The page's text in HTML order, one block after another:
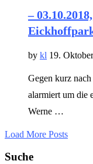
–
by kl 19.
Gegen kurz
alarmiert um die
Werne …
Load More Posts
Suche